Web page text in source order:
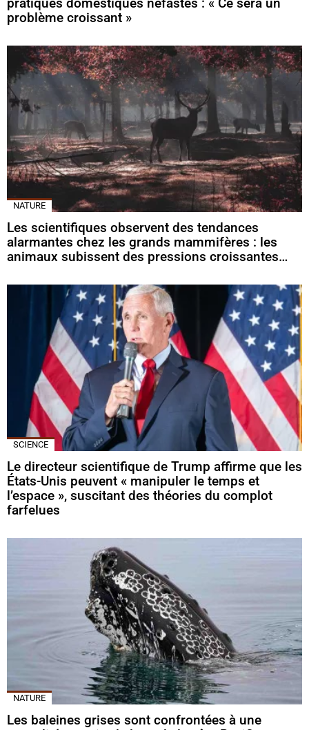
problème croissant »
NATURE
Les scientifiques observent des tendances
alarmantes chez les grands mammifères : les
animaux subissent des pressions croissantes…
SCIENCE
Le directeur scientifique de Trump affirme que les
États-Unis peuvent « manipuler le temps et
l’espace », suscitant des théories du complot
farfelues
NATURE
Les baleines grises sont confrontées à une